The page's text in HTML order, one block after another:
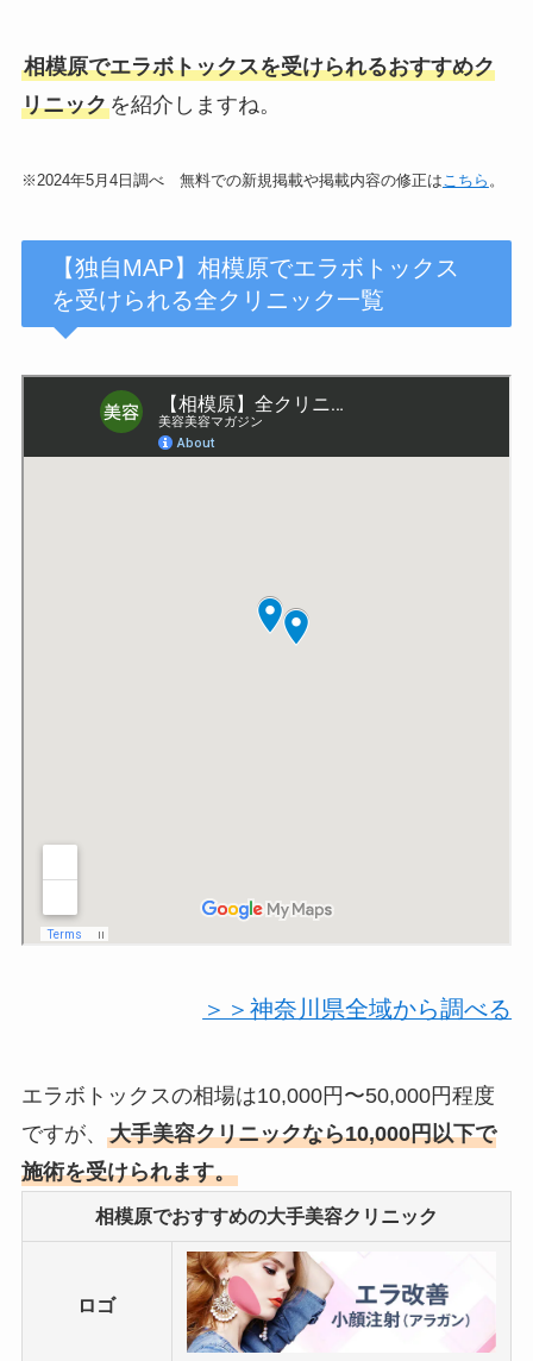
相模原でエラボトックスを受けられるおすすめク
リニックを紹介しますね。
※2024年5月4日調べ 無料での新規掲載や掲載内容の修正は こちら 。
【独自MAP】相模原でエラボトックス
を受けられる全クリニック一覧
＞＞神奈川県全域から調べる
エラボトックスの相場は10,000円〜50,000円程度
ですが、 大手美容クリニックなら10,000円以下で
施術を受けられます。
相模原でおすすめの大手美容クリニック
ロゴ